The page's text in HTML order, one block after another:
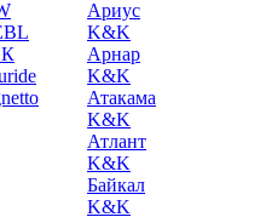
Ариус
K&K
Арнар
K&K
Атакама
K&K
Атлант
K&K
Байкал
K&K